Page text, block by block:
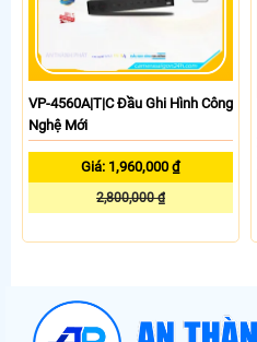
VP-4560A|T|C Đầu Ghi Hình Công
Nghệ Mới
Giá: 1,960,000 ₫
2,800,000 ₫